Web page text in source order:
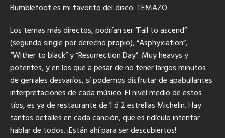
Bumblefoot es mi favorito del disco. TEMAZO.
Los temas más directos, podrían ser “Fall to ascend”
(segundo single por derecho propio), “Asphyxiation”,
“Wither to black” y “Resurrection Day”. Muy heavys y
potentes, y en los que a pesar de no tener largos minutos
de geniales desvaríos, sí podemos disfrutar de apabullantes
interpretaciones de cada músico. El nivel medio de estos
tíos, es ya de restaurante de 1 ó 2 estrellas Michelin. Hay
tantos detalles en cada canción, que es ridículo intentar
hablar de todos. ¡Están ahí para ser descubiertos!